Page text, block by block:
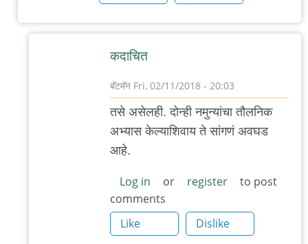
कदाचित
बॅटमॅन Fri, 02/11/2018 - 20:03
In
एन्जॉयबल
by
चिंतातुर
जंतू
तसे असेलही. दोन्ही नमुन्यांचा तौलनिक
अभ्यास केल्याशिवाय ते सांगणं अवघड
आहे.
Log in or register
to post
comments
Like
Dislike